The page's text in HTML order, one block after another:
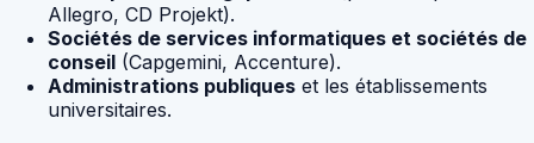
Allegro, CD Projekt).
Sociétés de services informatiques et sociétés de
conseil (Capgemini, Accenture).
Administrations publiques et les établissements
universitaires.